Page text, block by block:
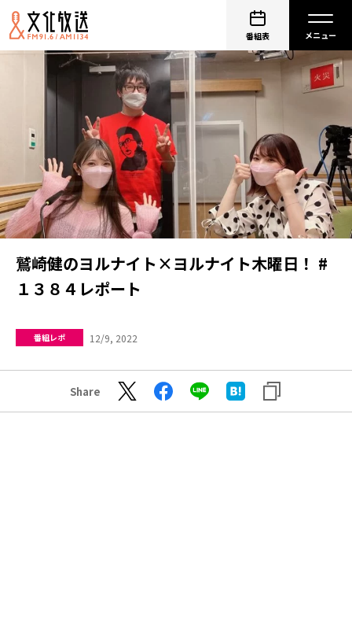
番組表
鷲崎健のヨルナイト×ヨルナイト木曜日！ #
１３８４レポート
番組レポ 12/9, 2022
Share